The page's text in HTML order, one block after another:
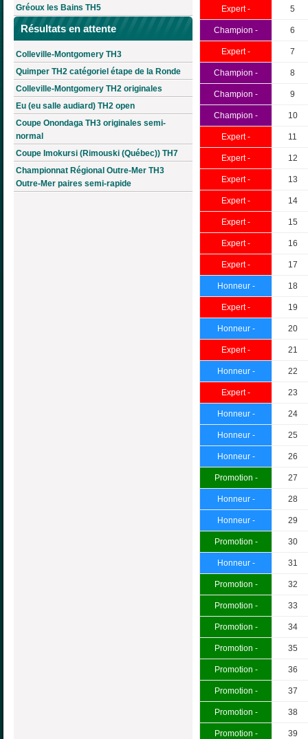
Gréoux les Bains TH5
Résultats en attente
Colleville-Montgomery TH3
Quimper TH2 catégoriel étape de la Ronde
Colleville-Montgomery TH2 originales
Eu (eu salle audiard) TH2 open
Coupe Onondaga TH3 originales semi-
normal
Coupe Imokursi (Rimouski (Québec)) TH7
Championnat Régional Outre-Mer TH3
Outre-Mer paires semi-rapide
Expert - 5
Champion - 6
Expert - 7
Champion - 8
Champion - 9
Champion - 10
Expert - 11
Expert - 12
Expert - 13
Expert - 14
Expert - 15
Expert - 16
Expert - 17
Honneur - 18
Expert - 19
Honneur - 20
Expert - 21
Honneur - 22
Expert - 23
Honneur - 24
Honneur - 25
Honneur - 26
Promotion - 27
Honneur - 28
Honneur - 29
Promotion - 30
Honneur - 31
Promotion - 32
Promotion - 33
Promotion - 34
Promotion - 35
Promotion - 36
Promotion - 37
Promotion - 38
Promotion - 39